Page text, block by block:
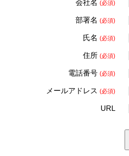
会社名 (必須)
部署名 (必須)
氏名 (必須)
住所 (必須)
電話番号 (必須)
メールアドレス (必須)
URL